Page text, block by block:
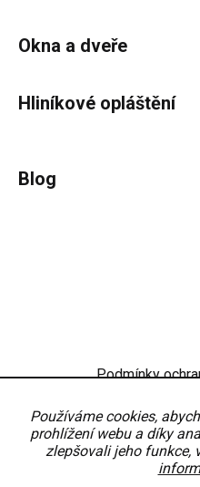
Používáme cookies,
prohlížení webu a díky
zlepšovali jeho funkce,
Okna a dveře
Hliníkové opláštění
Blog
Podmínky